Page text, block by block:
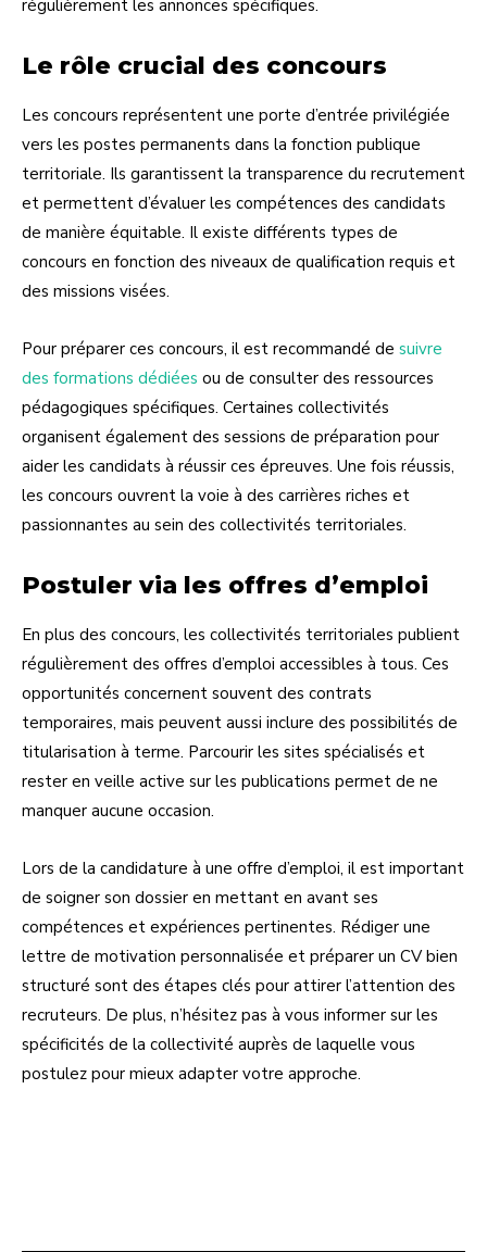
régulièrement les annonces spécifiques.
Le rôle crucial des concours
Les concours représentent une porte d’entrée privilégiée
vers les postes permanents dans la fonction publique
territoriale. Ils garantissent la transparence du recrutement
et permettent d’évaluer les compétences des candidats
de manière équitable. Il existe différents types de
concours en fonction des niveaux de qualification requis et
des missions visées.
Pour préparer ces concours, il est recommandé de suivre
des formations dédiées ou de consulter des ressources
pédagogiques spécifiques. Certaines collectivités
organisent également des sessions de préparation pour
aider les candidats à réussir ces épreuves. Une fois réussis,
les concours ouvrent la voie à des carrières riches et
passionnantes au sein des collectivités territoriales.
Postuler via les offres d’emploi
En plus des concours, les collectivités territoriales publient
régulièrement des offres d’emploi accessibles à tous. Ces
opportunités concernent souvent des contrats
temporaires, mais peuvent aussi inclure des possibilités de
titularisation à terme. Parcourir les sites spécialisés et
rester en veille active sur les publications permet de ne
manquer aucune occasion.
Lors de la candidature à une offre d’emploi, il est important
de soigner son dossier en mettant en avant ses
compétences et expériences pertinentes. Rédiger une
lettre de motivation personnalisée et préparer un CV bien
structuré sont des étapes clés pour attirer l’attention des
recruteurs. De plus, n’hésitez pas à vous informer sur les
spécificités de la collectivité auprès de laquelle vous
postulez pour mieux adapter votre approche.